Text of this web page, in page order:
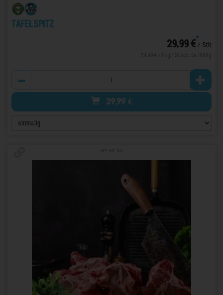
Tafelspitz
29,99 €*/ Stk
29,99 €